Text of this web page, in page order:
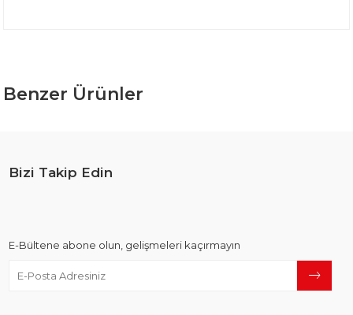
Benzer Ürünler
Bizi Takip Edin
E-Bültene abone olun, gelişmeleri kaçırmayın